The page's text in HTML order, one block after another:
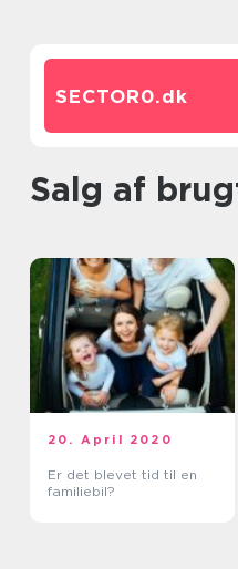
SECTOR0.dk
Salg af
20. April 2020
Er det blevet tid til en
familiebil?